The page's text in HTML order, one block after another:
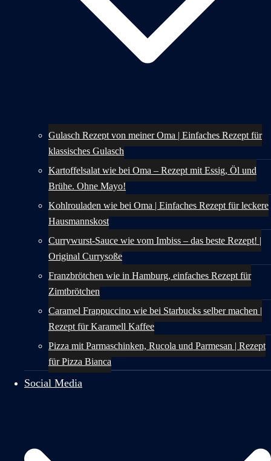
Gulasch Rezept von meiner Oma | Einfaches Rezept für
klassisches Gulasch
Kartoffelsalat wie bei Oma – Rezept mit Essig, Öl und
Brühe. Ohne Mayo!
Kohlrouladen wie bei Oma | Einfaches Rezept für leckere
Hausmannskost
Currywurst-Sauce wie vom Imbiss – das beste Rezept! |
Original Currysoße
Franzbrötchen wie in Hamburg, einfaches Rezept für
Zimtbrötchen
Caramel Frappuccino wie bei Starbucks selber machen |
Rezept für Karamell Kaffee
Pizza mit Parmaschinken, Rucola und Parmesan | Rezept
für Pizza Bianca
Social Media